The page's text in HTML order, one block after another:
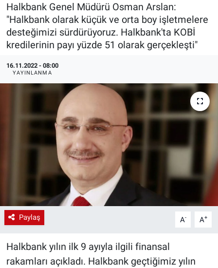
Halkbank Genel Müdürü Osman Arslan:
"Halkbank olarak küçük ve orta boy işletmelere
desteğimizi sürdürüyoruz. Halkbank'ta KOBİ
kredilerinin payı yüzde 51 olarak gerçekleşti"
16.11.2022 - 08:00
YAYINLANMA
Paylaş A- A+
Halkbank yılın ilk 9 ayıyla ilgili finansal
rakamları açıkladı. Halkbank geçtiğimiz yılın
HaberOrtak
EndüstriST
Endüstri 4.0 Uygulamaları
Ağır Sanayi Çözümleri